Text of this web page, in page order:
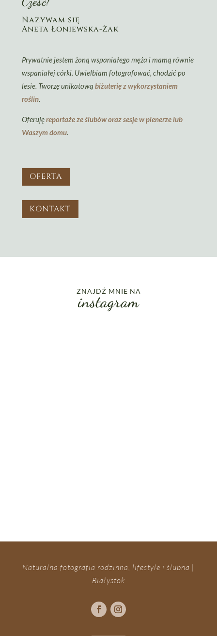
Nazywam się
Aneta Łoniewska-Żak
Prywatnie jestem żoną wspaniałego męża i mamą równie
wspaniałej córki. Uwielbiam fotografować, chodzić po
lesie. Tworzę unikatową biżuterię z wykorzystaniem
roślin.
Oferujęreportaże ze ślubów oraz sesje w plenerze lub
Waszym domu.
OFERTA
KONTAKT
ZNAJDŹ MNIE NA
instagram
Naturalna fotografia rodzinna, lifestyle i ślubna |
Białystok